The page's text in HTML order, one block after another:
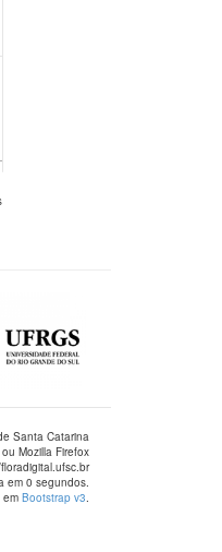
Santa Catarina
Mozilla Firefox
em 0 segundos.
em Bootstrap v3